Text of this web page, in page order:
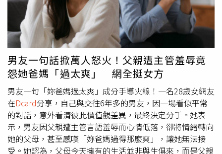
確實感到飢餓，機組人員通常仍會視情況提供米果、餅乾或
其他小點心協助充飢；另外，若有素食、宗教餐、兒童餐等
特殊餐需求，最好在訂票後或起飛前先完成預訂，以免因餐
點數量有限，當天無法臨時供應。綜合空服員與旅客分享，
多數人認為飛機上想多吃一份餐點並非禁忌，關鍵在於是否
掌握正確時機與態度。由於飛機餐配額有限，若人人都要求
第二份，不僅可能影響其他乘客權益，也會增加空服員送餐
負擔，因此最好的方式仍是耐心等候全機配餐完成，再以禮
貌方式詢問「如果還有剩餐，可以再給我一份嗎？」若仍有
剩餘，通常都有機會如願加餐；若沒有，也應尊重空服員的
安排。
酸「我都有錯覺了，追蹤的KOL會互相排列組合在一起」，
不過也有人讚兩人又帥又美很配，祝她們幸福。兩人用文字
隔空調情。（圖／翻攝Yin IG）說到Yin，她和雙胞胎姊妹Yei
曾是HBL女籃選手，現在是多領域工作者，姊妹共同經營
YouTube頻道「雙生過日子」有11萬訂閱，Yin個人IG也有
15萬追蹤數，在網路上小有名氣。Yin整個人散發正面陽光
形象，是個戶外運動咖，坦然、自信且帥氣的生活態度，質
感極佳的風格吸引大批忠實粉絲。郭源元過去就曾傳女女
戀，曾被拍與帥T髮型師Manson Ann約會，她當時否認戀
情，但直呼戀愛不分性別，婚姻平權後，也不排除跟女生結
婚。不過後來雙方有些感情糾紛，兩人對話紀錄外流，坐實
曾經交往過，還因郭源元疑似劈腿而分手收場，雙方更為此
而鬧上警局。對於2人的關係，經紀人表示，還沒有聯繫上
男友一句話掀萬人怒火！父親遭主管羞辱竟
怨她爸媽「過太爽」 網全挺女方
男友一句「妳爸媽過太爽」成分手導火線！一名28歲女網友
在Dcard分享，自己與交往6年多的男友，因一場看似平常
的對話，意外看清彼此價值觀差異，最終決定分手。她表
示，男友因父親遭主管言語羞辱而心情低落，卻將情緒轉向
她的父母，甚至感嘆「妳爸媽過得那麼爽」，讓她無法接
受。她認為，父母今天擁有的生活並非與生俱來，而是父親